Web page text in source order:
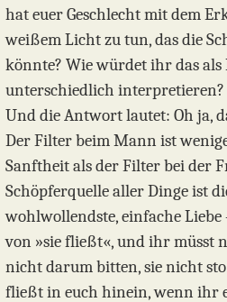
hat euer Geschlecht mit dem
weißem Licht zu tun, das die
könnte? Wie würdet ihr das
unterschiedlich
Und die Antwort lautet: Oh ja,
Der Filter beim Mann ist
Sanftheit als der Filter bei der
Schöpferquelle aller Dinge ist
wohlwollendste, einfache
von »sie fließt«, und ihr müsst
nicht darum bitten, sie nicht
fließt in euch hinein, wenn ihr